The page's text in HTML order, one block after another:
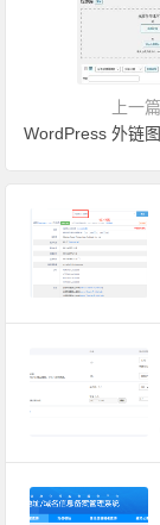
上一篇